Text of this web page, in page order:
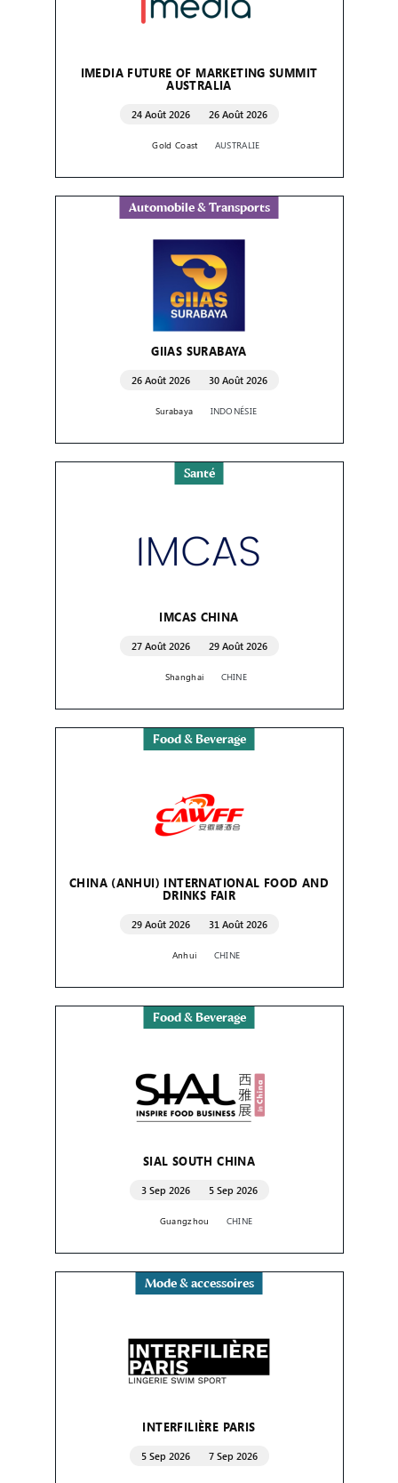
IMEDIA FUTURE OF MARKETING SUMMIT
AUSTRALIA
24 Août 2026 26 Août 2026
Gold Coast AUSTRALIE
Automobile & Transports
GIIAS SURABAYA
26 Août 2026 30 Août 2026
Surabaya INDONÉSIE
Santé
IMCAS CHINA
27 Août 2026 29 Août 2026
Shanghai CHINE
Food & Beverage
CHINA (ANHUI) INTERNATIONAL FOOD AND
DRINKS FAIR
29 Août 2026 31 Août 2026
Anhui CHINE
Food & Beverage
SIAL SOUTH CHINA
3 Sep 2026 5 Sep 2026
Guangzhou CHINE
Mode & accessoires
INTERFILIÈRE PARIS
5 Sep 2026 7 Sep 2026